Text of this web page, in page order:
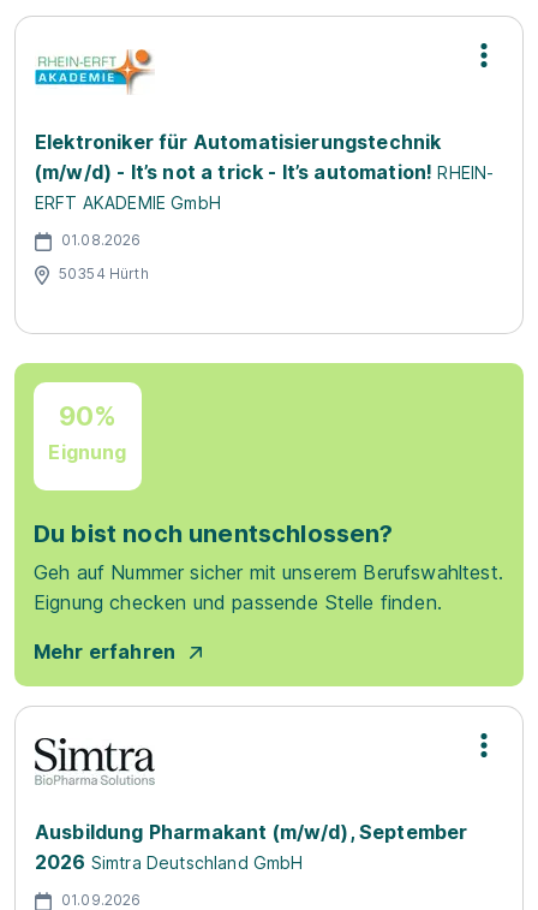
Elektroniker für Automatisierungstechnik
(m/w/d) - It’s not a trick - It’s automation! RHEIN-
ERFT AKADEMIE GmbH
01.08.2026
50354 Hürth
90%
Eignung
Du bist noch unentschlossen?
Geh auf Nummer sicher mit unserem Berufswahltest.
Eignung checken und passende Stelle finden.
Mehr erfahren
Ausbildung Pharmakant (m/w/d), September
2026 Simtra Deutschland GmbH
01.09.2026